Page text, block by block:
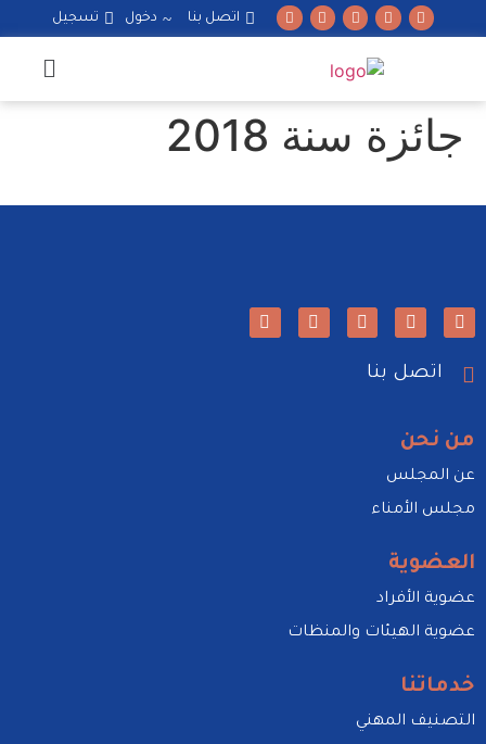
اتصل بنا دخول تسجيل
جائزة سنة 2018
اتصل بنا
من نحن
عن المجلس
مجلس الأمناء
العضوية
عضوية الأفراد
عضوية الهيئات والمنظات
خدماتنا
التصنيف المهني